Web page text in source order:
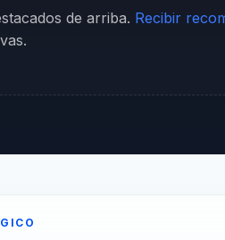
de arriba. Recibir